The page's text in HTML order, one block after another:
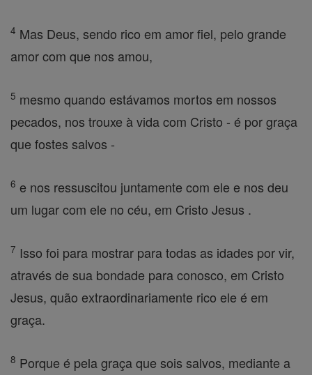
4 Mas Deus, sendo rico em amor fiel, pelo grande
amor com que nos amou,
5 mesmo quando estávamos mortos em nossos
pecados, nos trouxe à vida com Cristo - é por graça
que fostes salvos -
6 e nos ressuscitou juntamente com ele e nos deu
um lugar com ele no céu, em Cristo Jesus .
7 Isso foi para mostrar para todas as idades por vir,
através de sua bondade para conosco, em Cristo
Jesus, quão extraordinariamente rico ele é em
graça.
8 Porque é pela graça que sois salvos, mediante a